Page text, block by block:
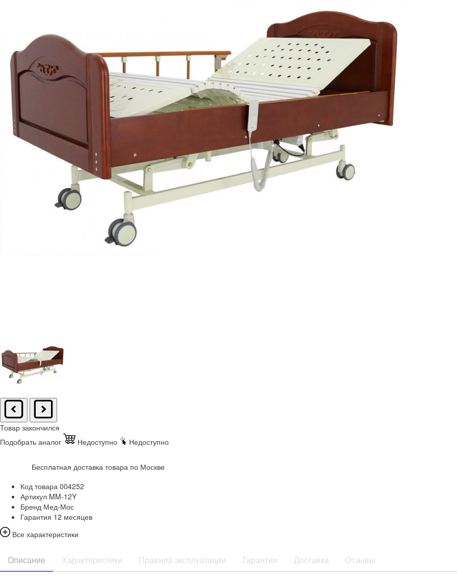
Товар закончился
Подобрать аналог
Недоступно Недоступно
Бесплатная доставка товара по Москве
Код товара 004252
Артикул MM-12Y
Бренд Мед-Мос
Гарантия 12 месяцев
Все характеристики
Описание Характеристики Правила эксплуатации Гарантии Доставка Отзывы